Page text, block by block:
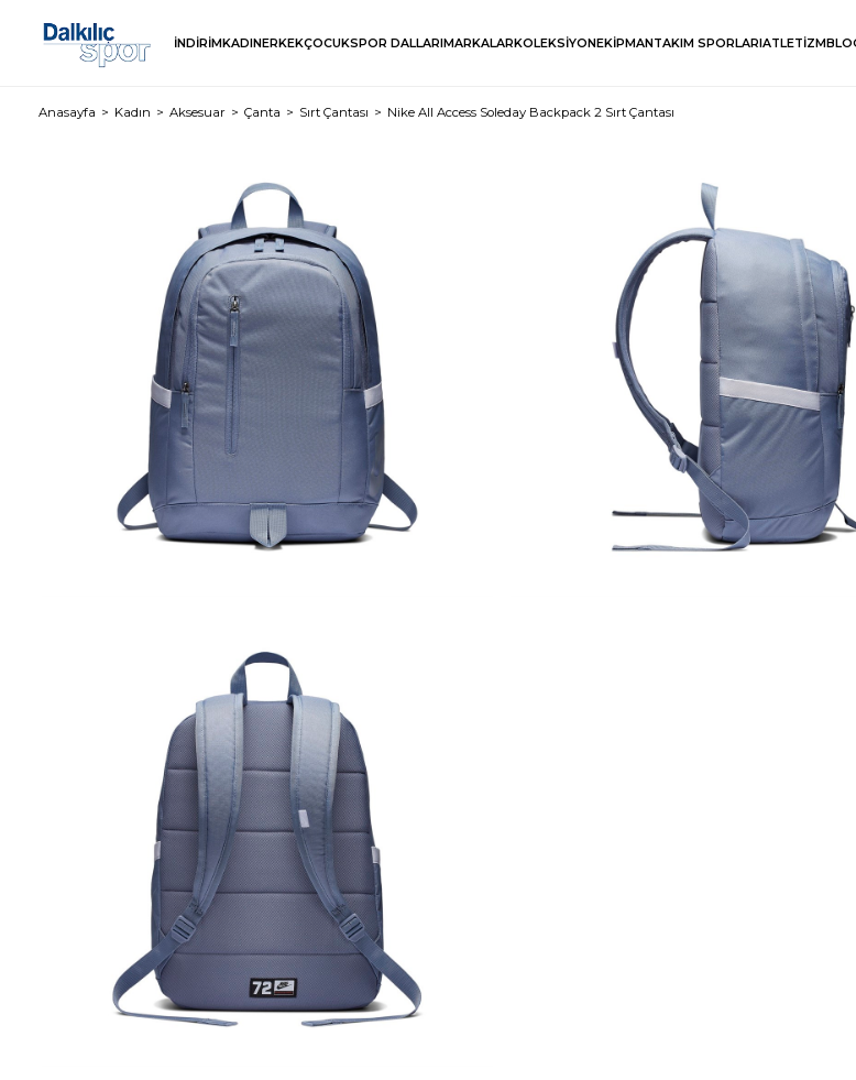
İNDİRİMKADINERKEKÇOCUKSPOR DALLARIMARKALARKOLEKSİYONEKİPMANTAKIM SPORLARIATLETİZM
Anasayfa Kadın Aksesuar Çanta Sırt Çantası Nike All Access Soleday Backpack 2 Sırt Çantası